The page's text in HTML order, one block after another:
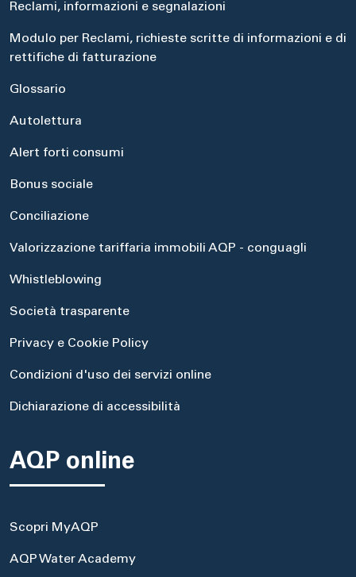
Reclami, informazioni e segnalazioni
Modulo per Reclami, richieste scritte di informazioni e di
rettifiche di fatturazione
Glossario
Autolettura
Alert forti consumi
Bonus sociale
Conciliazione
Valorizzazione tariffaria immobili AQP - conguagli
Whistleblowing
Società trasparente
Privacy e Cookie Policy
Condizioni d'uso dei servizi online
Dichiarazione di accessibilità
AQP online
Scopri MyAQP
AQP Water Academy